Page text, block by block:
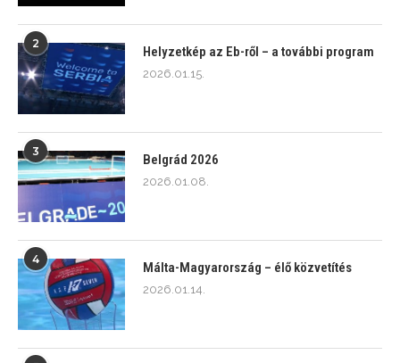
2
Helyzetkép az Eb-ről – a további program
2026.01.15.
3
Belgrád 2026
2026.01.08.
4
Málta-Magyarország – élő közvetítés
2026.01.14.